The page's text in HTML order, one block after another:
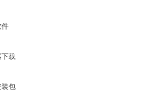
件
载
装包